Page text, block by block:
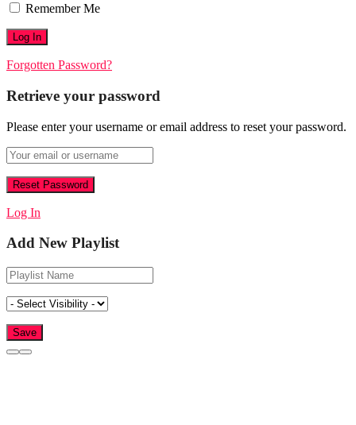
Remember Me
Forgotten Password?
Retrieve your password
Please enter your username or email address to reset your password.
Log In
Add New Playlist